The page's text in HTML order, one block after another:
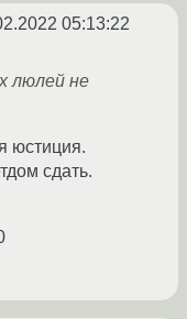
05:13:22
люлей не
юстиция.
сдать.